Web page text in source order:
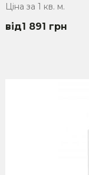
Ціна за 1 кв. м.
1 891 грн